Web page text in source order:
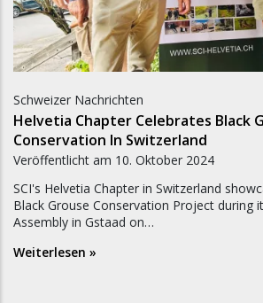
Schweizer Nachrichten
Helvetia Chapter Celebrates Black
Conservation In Switzerland
Veröffentlicht am 10. Oktober 2024
SCI's Helvetia Chapter in Switzerland
Black Grouse Conservation Project during
Assembly in Gstaad on…
Weiterlesen »